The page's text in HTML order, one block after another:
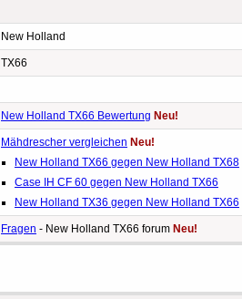
New Holland
TX66
New Holland TX66 Bewertung Neu!
Mähdrescher vergleichen Neu!
New Holland TX66 gegen New Holland TX68
Case IH CF 60 gegen New Holland TX66
New Holland TX36 gegen New Holland TX66
Fragen - New Holland TX66 forum Neu!